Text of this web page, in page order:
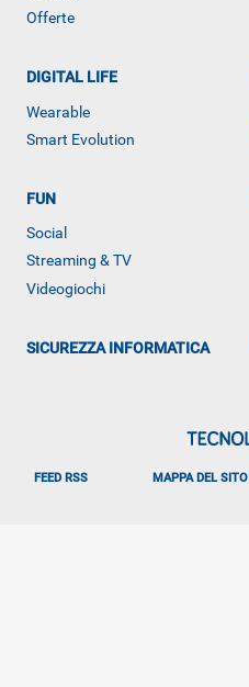
Offerte
DIGITAL LIFE
Wearable
Smart Evolution
FUN
Social
Streaming & TV
Videogiochi
SICUREZZA INFORMATICA
FEED RSS MAPPA DEL SITO